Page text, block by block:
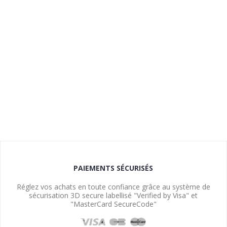
PAIEMENTS SÉCURISÉS
Réglez vos achats en toute confiance grâce au système de
sécurisation 3D secure labellisé "Verified by Visa" et
"MasterCard SecureCode"